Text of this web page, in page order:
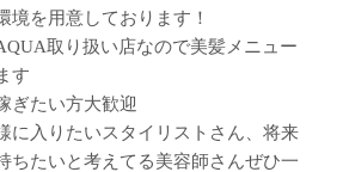
境を用意しております！
取り扱い店なので美髪メニュー
す
ぎたい方大歓迎
に入りたいスタイリストさん、将来
ちたいと考えてる美容師さんぜひ一